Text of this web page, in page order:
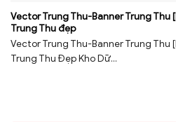
Vector Trung Thu-Banner Trung Thu
Trung Thu đẹp
Vector Trung Thu-Banner Trung Thu
Trung Thu Đẹp Kho Dữ...